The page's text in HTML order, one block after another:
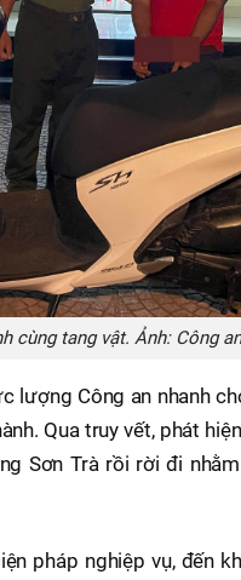
cùng tang vật. Ảnh: Công
lượng Công an nhanh
Qua truy vết, phát
Sơn Trà rồi rời đi
pháp nghiệp vụ, đến